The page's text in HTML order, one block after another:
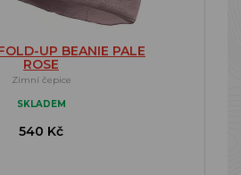
UP BEANIE PALE
ROSE
Zimní čepice
SKLADEM
540 Kč